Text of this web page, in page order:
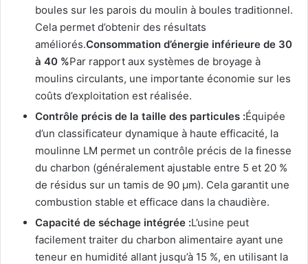
boules sur les parois du moulin à boules traditionnel.
Cela permet d’obtenir des résultats
améliorés.Consommation d’énergie inférieure de 30
à 40 %Par rapport aux systèmes de broyage à
moulins circulants, une importante économie sur les
coûts d’exploitation est réalisée.
Contrôle précis de la taille des particules :Équipée
d’un classificateur dynamique à haute efficacité, la
moulinne LM permet un contrôle précis de la finesse
du charbon (généralement ajustable entre 5 et 20 %
de résidus sur un tamis de 90 μm). Cela garantit une
combustion stable et efficace dans la chaudière.
Capacité de séchage intégrée :L’usine peut
facilement traiter du charbon alimentaire ayant une
teneur en humidité allant jusqu’à 15 %, en utilisant la